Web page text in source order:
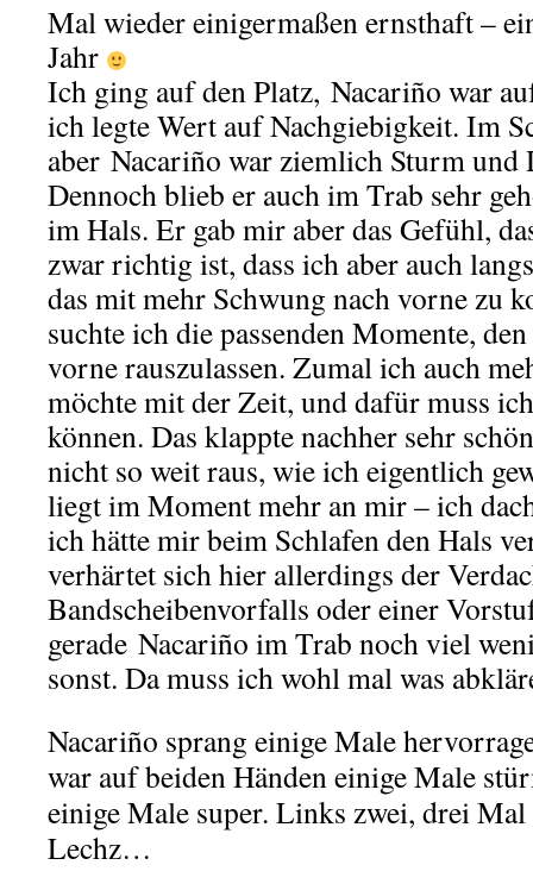
Mal wieder einigermaßen ernsthaft –
Jahr
Ich ging auf den Platz, Nacariño war
ich legte Wert auf Nachgiebigkeit. Im
aber Nacariño war ziemlich Sturm und
Dennoch blieb er auch im Trab sehr
im Hals. Er gab mir aber das Gefühl,
zwar richtig ist, dass ich aber auch
das mit mehr Schwung nach vorne zu
suchte ich die passenden Momente,
vorne rauszulassen. Zumal ich auch
möchte mit der Zeit, und dafür muss
können. Das klappte nachher sehr
nicht so weit raus, wie ich eigentlich
liegt im Moment mehr an mir – ich
ich hätte mir beim Schlafen den Hals
verhärtet sich hier allerdings der
Bandscheibenvorfalls oder einer
gerade Nacariño im Trab noch viel
sonst. Da muss ich wohl mal was
Nacariño sprang einige Male
war auf beiden Händen einige Male
einige Male super. Links zwei, drei Mal
Lechz…